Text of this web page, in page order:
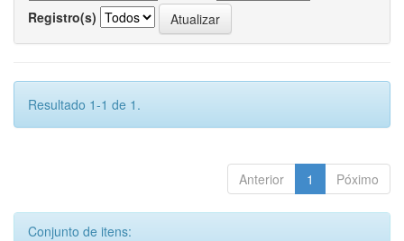
Registro(s)
Resultado 1-1 de 1.
Anterior 1 Póximo
Conjunto de itens: